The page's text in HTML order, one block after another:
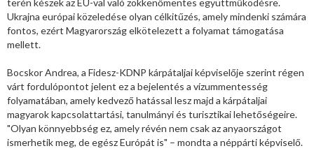
terén készek az EU-val való zökkenőmentes együttműködésre.
Ukrajna európai közeledése olyan célkitűzés, amely mindenki számára
fontos, ezért Magyarország elkötelezett a folyamat támogatása
mellett.
Bocskor Andrea, a Fidesz-KDNP kárpátaljai képviselője szerint régen
várt fordulópontot jelent ez a bejelentés a vízummentesség
folyamatában, amely kedvező hatással lesz majd a kárpátaljai
magyarok kapcsolattartási, tanulmányi és turisztikai lehetőségeire.
"Olyan könnyebbség ez, amely révén nem csak az anyaországot
ismerhetik meg, de egész Európát is" – mondta a néppárti képviselő.